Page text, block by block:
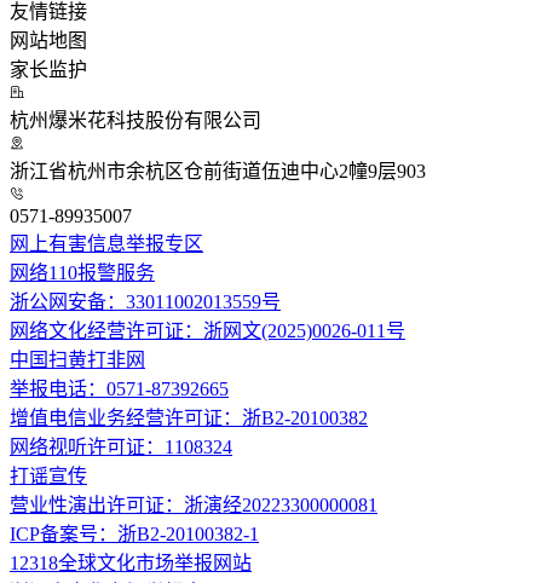
友情链接
网站地图
家长监护
杭州爆米花科技股份有限公司
浙江省杭州市余杭区仓前街道伍迪中心2幢9层903
0571-89935007
网上有害信息举报专区
网络110报警服务
浙公网安备：33011002013559号
网络文化经营许可证：浙网文(2025)0026-011号
中国扫黄打非网
举报电话：0571-87392665
增值电信业务经营许可证：浙B2-20100382
网络视听许可证：1108324
打谣宣传
营业性演出许可证：浙演经20223300000081
ICP备案号：浙B2-20100382-1
12318全球文化市场举报网站